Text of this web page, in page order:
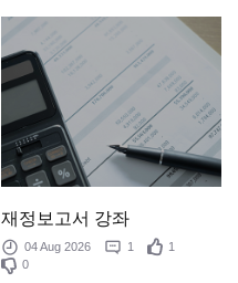
재정보고서 강좌
04 Aug 2026 1
1
0